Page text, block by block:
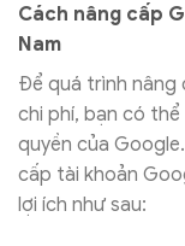
Cách nâng cấp
Nam
Để quá trình nâng
chi phí, bạn có
quyền của
cấp tài khoản
lợi ích như sau: